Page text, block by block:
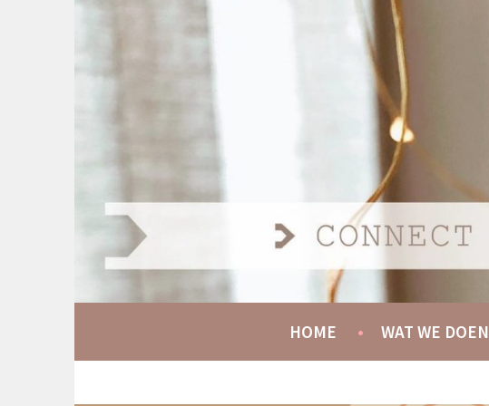
Spring
AT HOME COMMUNITY
HOME WAT WE DOEN